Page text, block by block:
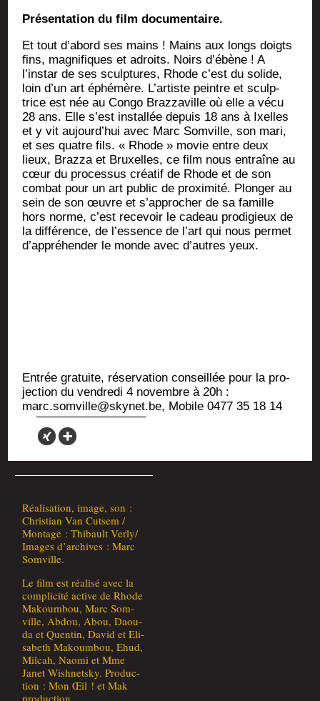
Réa­li­sa­tion, image, son :
Chris­tian Van Cut­sem /
Mon­tage : Thi­bault Verly/
Images d’archives : Marc
Somville.
Le film est réa­li­sé avec la
com­pli­ci­té active de Rhode
Makoum­bou, Marc Som­
ville, Abdou, Abou, Daou­
da et Quen­tin, David et Eli­
sa­beth Makoum­bou, Ehud,
Mil­cah, Nao­mi et Mme
Janet Wish­nets­ky. Pro­duc­
tion : Mon Œil ! et Mak
production.
Pré­sen­ta­tion du film documentaire.
Et tout d’abord ses mains ! Mains aux longs doigts
fins, magni­fiques et adroits. Noirs d’ébène ! A
l’instar de ses sculp­tures, Rhode c’est du solide,
loin d’un art éphé­mère. L’artiste peintre et sculp­
trice est née au Congo Braz­za­ville où elle a vécu
28 ans. Elle s’est ins­tal­lée depuis 18 ans à Ixelles
et y vit aujourd’hui avec Marc Som­ville, son mari,
et ses quatre fils. « Rhode » movie entre deux
lieux, Braz­za et Bruxelles, ce film nous entraîne au
cœur du pro­ces­sus créa­tif de Rhode et de son
com­bat pour un art public de proxi­mi­té. Plon­ger au
sein de son œuvre et s’approcher de sa famille
hors norme, c’est rece­voir le cadeau pro­di­gieux de
la dif­fé­rence, de l’essence de l’art qui nous per­met
d’appréhender le monde avec d’autres yeux.
Entrée gra­tuite, réser­va­tion conseillée pour la pro­
jec­tion du ven­dre­di 4 novembre à 20h :
marc.somville@skynet.be, Mobile 0477 35 18 14